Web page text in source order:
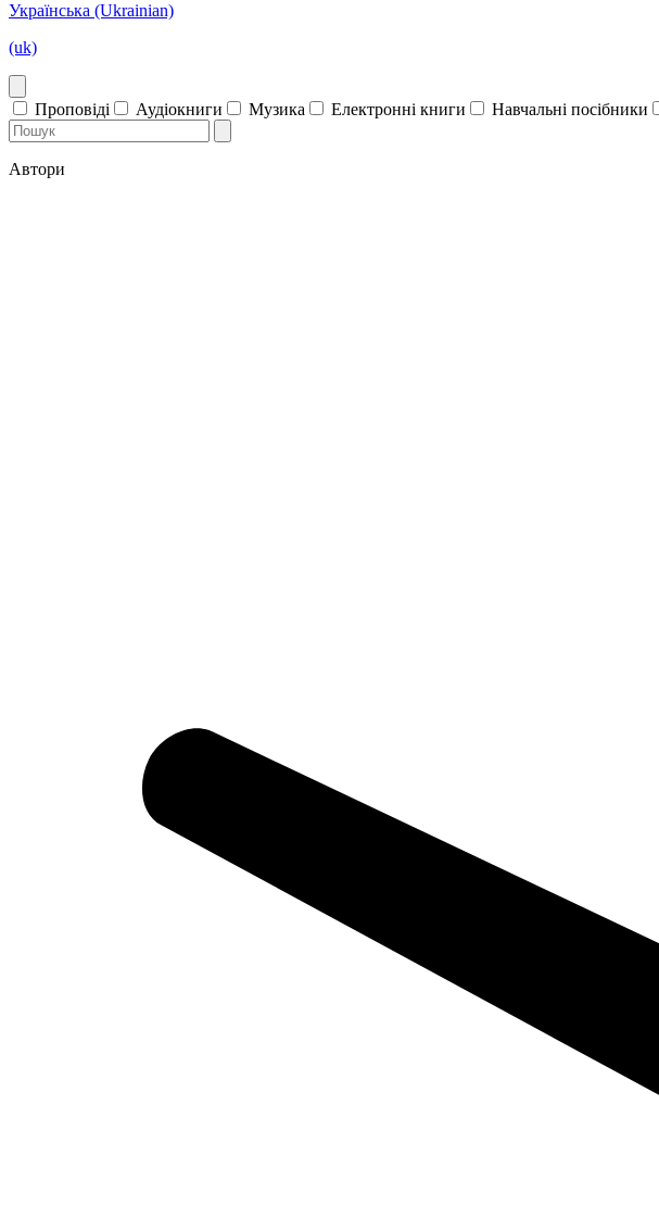
Українська (Ukrainian)
(uk)
Проповіді Аудіокниги Музика Електронні книги Навчальні посібники
Автори